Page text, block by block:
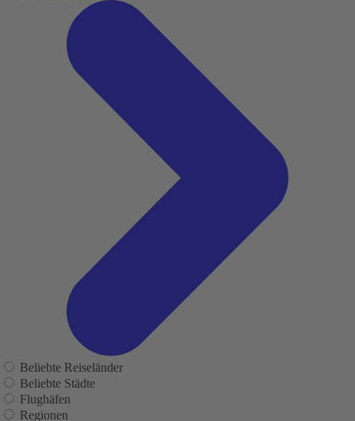
Beliebte Reiseländer
Beliebte Städte
Flughäfen
Regionen